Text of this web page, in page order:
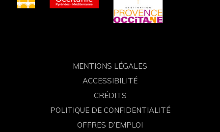
MENTIONS LÉGALES
ACCESSIBILITÉ
CRÉDITS
POLITIQUE DE CONFIDENTIALITÉ
OFFRES D’EMPLOI